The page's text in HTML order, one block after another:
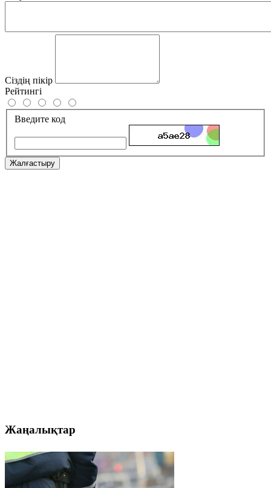
Сіздің пікір
Рейтингі
Введите код
Жалғастыру
Жаңалықтар